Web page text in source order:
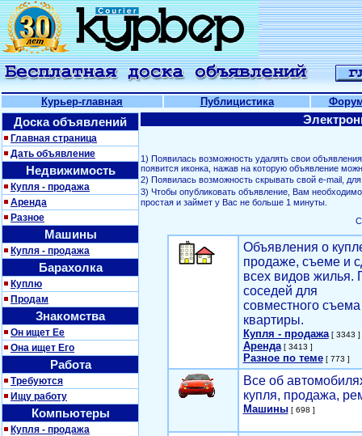
Курьер-главная Публицистика
Доска объявлений
Главная страница
Дать объявление
Недвижимость
Купля - продажа
Аренда
Разное
Машины
Купля - продажа
Барахолка
Куплю
Продам
Знакомства
Он ищет Ее
Она ищет Его
Работа
Требуются
Ищу работу
Компьютеры
Купля - продажа
1) Появилась возможность удалять свои
появится иконка, нажав на которую объявление
2) Появилась возможность скрывать свой е-mail,
3) Чтобы опубликовать объявление, Вам
простая и займет у Вас не больше 1 минуты.
Объявления о
продаже, съеме и
всех видов жилья.
соседей для
совместного съема
квартиры.
Купля - продажа[ 3343 ]
Аренда[ 3413 ]
Разное по теме[ 773 ]
Все об
купля, продажа,
Машины[ 698 ]